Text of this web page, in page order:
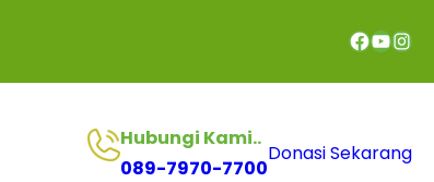
Hubungi Kami..
089-7970-7700
Donasi Sekarang